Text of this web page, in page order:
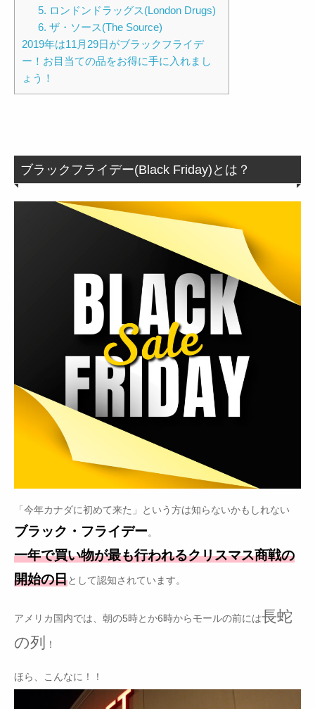
5. ロンドンドラッグス(London Drugs)
6. ザ・ソース(The Source)
2019年は11月29日がブラックフライデ
ー！お目当ての品をお得に手に入れまし
ょう！
ブラックフライデー(Black Friday)とは？
「今年カナダに初めて来た」という方は知らないかもしれない
ブラック・フライデー。
一年で買い物が最も行われるクリスマス商戦の
開始の日として認知されています。
アメリカ国内では、朝の5時とか6時からモールの前には長蛇
の列
！
ほら、こんなに！！